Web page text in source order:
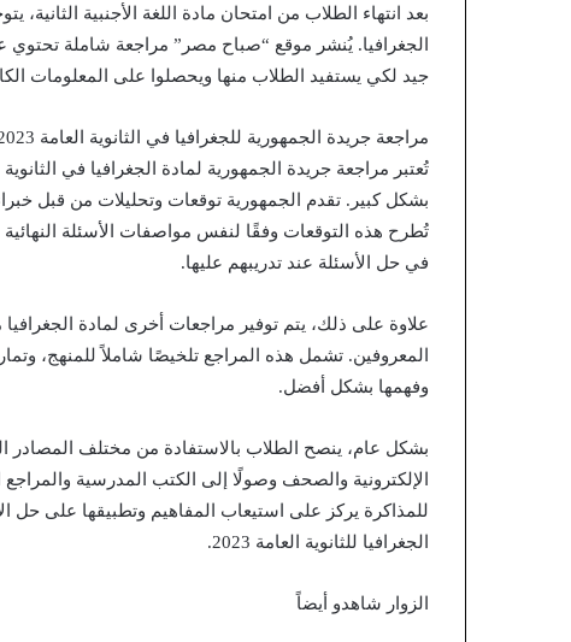
بعد انتهاء الطلاب من امتحان مادة اللغة الأجنبية
الجغرافيا. يُنشر موقع “صباح مصر” مراجعة شاملة تحتوي
جيد لكي يستفيد الطلاب منها ويحصلوا على المعلومات الكاملة
مراجعة جريدة الجمهورية للجغرافيا في الثانوية العامة 2023:
بشكل كبير. تقدم الجمهورية توقعات وتحليلات من قبل
تُطرح هذه التوقعات وفقًا لنفس مواصفات الأسئلة
في حل الأسئلة عند تدريبهم عليها.
علاوة على ذلك، يتم توفير مراجعات أخرى لمادة
المعروفين. تشمل هذه المراجع تلخيصًا شاملاً للمنهج،
وفهمها بشكل أفضل.
بشكل عام، ينصح الطلاب بالاستفادة من مختلف المصادر
الإلكترونية والصحف وصولًا إلى الكتب المدرسية
للمذاكرة يركز على استيعاب المفاهيم وتطبيقها على حل
الجغرافيا للثانوية العامة 2023.
الزوار شاهدو أيضاً